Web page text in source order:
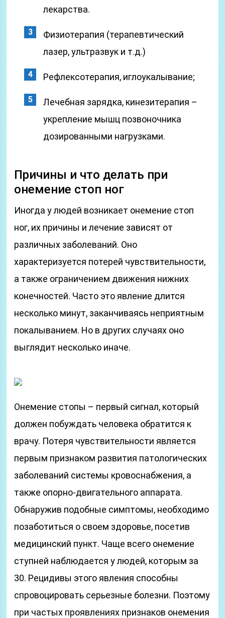
лекарства.
Физиотерапия (терапевтический
лазер, ультразвук и т.д.)
Рефлексотерапия, иглоукалывание;
Лечебная зарядка, кинезитерапия –
укрепление мышц позвоночника
дозированными нагрузками.
Причины и что делать при
онемение стоп ног
Иногда у людей возникает онемение стоп
ног, их причины и лечение зависят от
различных заболеваний. Оно
характеризуется потерей чувствительности,
а также ограничением движения нижних
конечностей. Часто это явление длится
несколько минут, заканчиваясь неприятным
покалыванием. Но в других случаях оно
выглядит несколько иначе.
Онемение стопы – первый сигнал, который
должен побуждать человека обратится к
врачу. Потеря чувствительности является
первым признаком развития патологических
заболеваний системы кровоснабжения, а
также опорно-двигательного аппарата.
Обнаружив подобные симптомы, необходимо
позаботиться о своем здоровье, посетив
медицинский пункт. Чаще всего онемение
ступней наблюдается у людей, которым за
30. Рецидивы этого явления способны
спровоцировать серьезные болезни. Поэтому
при частых проявлениях признаков онемения